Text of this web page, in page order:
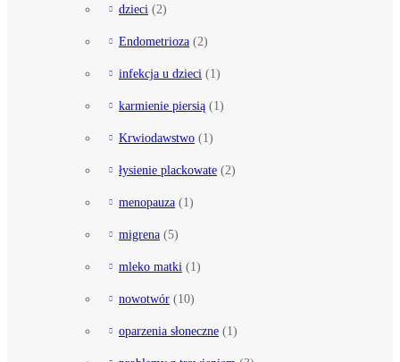
dzieci (2)
Endometrioza (2)
infekcja u dzieci (1)
karmienie piersią (1)
Krwiodawstwo (1)
łysienie plackowate (2)
menopauza (1)
migrena (5)
mleko matki (1)
nowotwór (10)
oparzenia słoneczne (1)